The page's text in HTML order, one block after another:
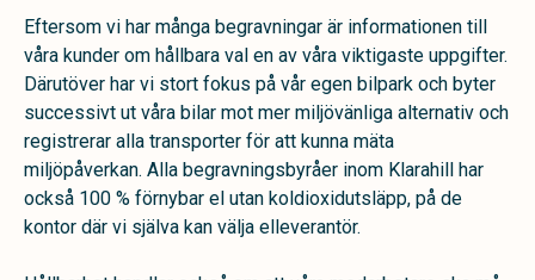
Eftersom vi har många begravningar är informationen till
våra kunder om hållbara val en av våra viktigaste uppgifter.
Därutöver har vi stort fokus på vår egen bilpark och byter
successivt ut våra bilar mot mer miljövänliga alternativ och
registrerar alla transporter för att kunna mäta
miljöpåverkan. Alla begravningsbyråer inom Klarahill har
också 100 % förnybar el utan koldioxidutsläpp, på de
kontor där vi själva kan välja elleverantör.